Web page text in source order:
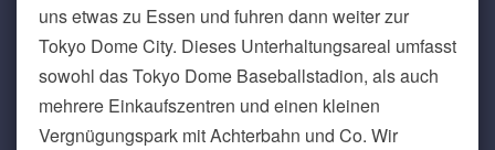
uns etwas zu Essen und fuhren dann weiter zur
Tokyo Dome City. Dieses Unterhaltungsareal umfasst
sowohl das Tokyo Dome Baseballstadion, als auch
mehrere Einkaufszentren und einen kleinen
Vergnügungspark mit Achterbahn und Co. Wir